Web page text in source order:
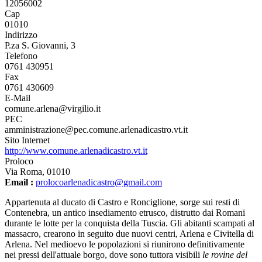
12056002
Cap
01010
Indirizzo
P.za S. Giovanni, 3
Telefono
0761 430951
Fax
0761 430609
E-Mail
comune.arlena@virgilio.it
PEC
amministrazione@pec.comune.arlenadicastro.vt.it
Sito Internet
http://www.comune.arlenadicastro.vt.it
Proloco
Via Roma, 01010
Email : prolocoarlenadicastro@gmail.com
Appartenuta al ducato di Castro e Ronciglione, sorge sui resti di
Contenebra, un antico insediamento etrusco, distrutto dai Romani
durante le lotte per la conquista della Tuscia. Gli abitanti scampati al
massacro, crearono in seguito due nuovi centri, Arlena e Civitella di
Arlena. Nel medioevo le popolazioni si riunirono definitivamente
nei pressi dell'attuale borgo, dove sono tuttora visibili le rovine del